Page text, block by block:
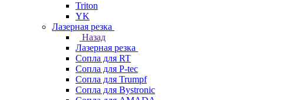
Triton
YK
Лазерная резка
Назад
Лазерная резка
Сопла для RT
Сопла для P-tec
Сопла для Trumpf
Сопла для Bystronic